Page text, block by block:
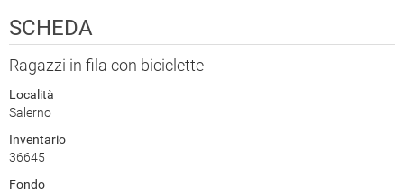
SCHEDA
Ragazzi in fila con biciclette
Località
Salerno
Inventario
36645
Fondo